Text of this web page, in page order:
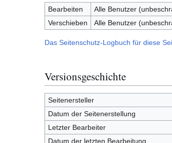
Bearbeiten
Alle Benutzer
Verschieben
Alle Benutzer
Das Seitenschutz-Logbuch für diese
Versionsgeschichte
Seitenersteller
Datum der Seitenerstellung
Letzter Bearbeiter
Datum der letzten Bearbeitung